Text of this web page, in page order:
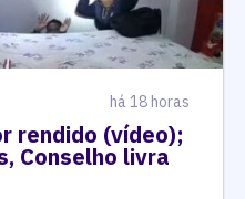
há 18 horas
rendido (vídeo);
Conselho livra